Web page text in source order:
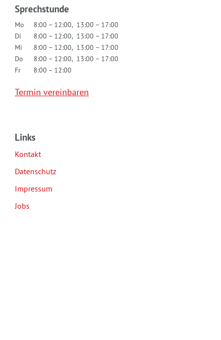
Sprechstunde
Mo
8:00 – 12:00, 13:00 – 17:00
Di
8:00 – 12:00, 13:00 – 17:00
Mi
8:00 – 12:00, 13:00 – 17:00
Do
8:00 – 12:00, 13:00 – 17:00
Fr
8:00 – 12:00
Termin vereinbaren
Links
Kontakt
Datenschutz
Impressum
Jobs